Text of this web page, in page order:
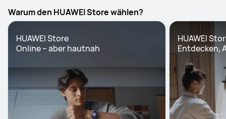
Warum den HUAWEI Store wählen?
HUAWEI Store
Online – aber hautnah
HUAWEI
Entdecken,